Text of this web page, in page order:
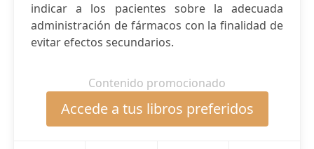
indicar a los pacientes sobre la adecuada
administración de fármacos con la finalidad de
evitar efectos secundarios.
Contenido promocionado
Accede a tus libros preferidos